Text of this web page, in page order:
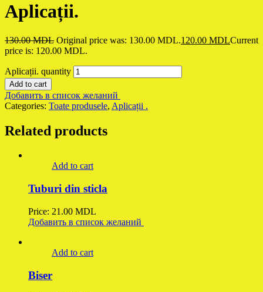
Aplicații.
130.00MDL Original price was: 130.00 MDL.120.00 MDLCurrent
price is: 120.00 MDL.
Aplicații. quantity
Add to cart
Добавить в список желаний
Categories: Toate produsele, Aplicații .
Related products
Add to cart
Tuburi din sticla
Price: 21.00 MDL
Добавить в список желаний
Add to cart
Biser